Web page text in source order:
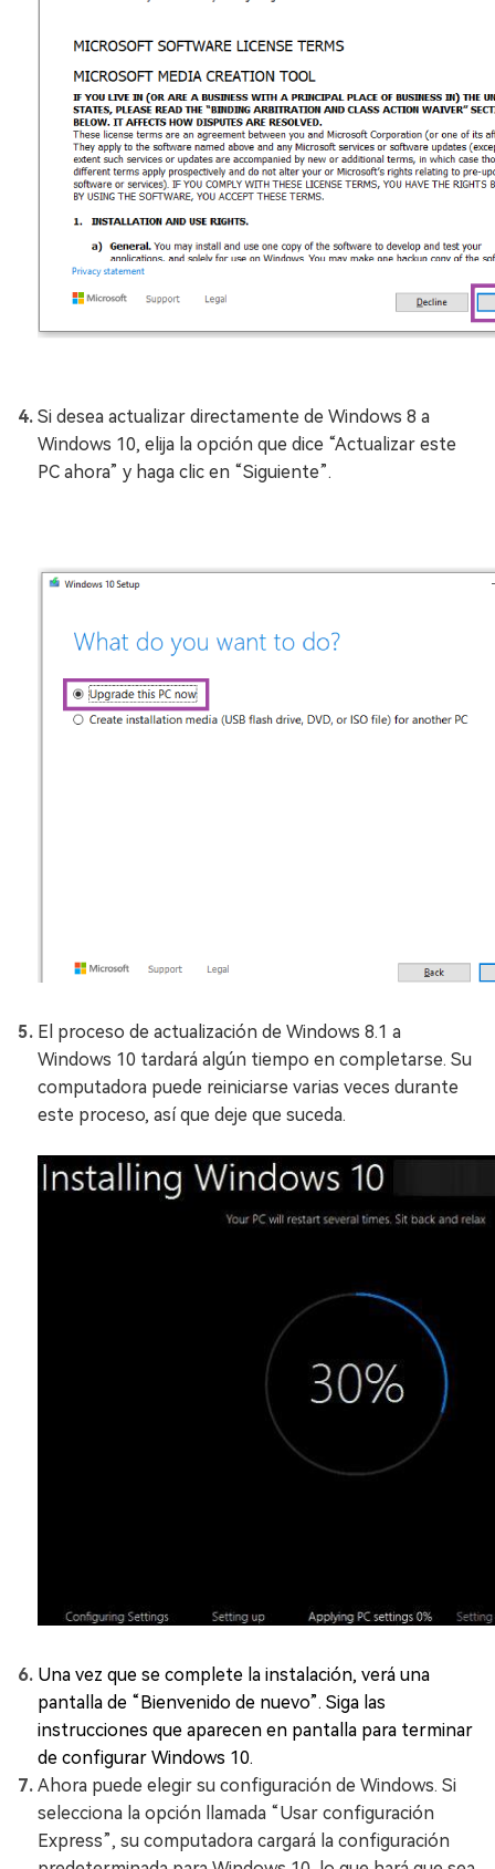
Si desea actualizar directamente de Windows 8 a
Windows 10, elija la opción que dice “Actualizar este
PC ahora” y haga clic en “Siguiente”.
El proceso de actualización de Windows 8.1 a
Windows 10 tardará algún tiempo en completarse. Su
computadora puede reiniciarse varias veces durante
este proceso, así que deje que suceda.
Una vez que se complete la instalación, verá una
pantalla de “Bienvenido de nuevo”. Siga las
instrucciones que aparecen en pantalla para terminar
de configurar Windows 10.
Ahora puede elegir su configuración de Windows. Si
selecciona la opción llamada “Usar configuración
Express”, su computadora cargará la configuración